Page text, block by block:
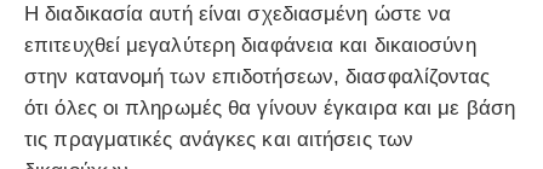
Η διαδικασία αυτή είναι σχεδιασμένη ώστε να
επιτευχθεί μεγαλύτερη διαφάνεια και δικαιοσύνη
στην κατανομή των επιδοτήσεων, διασφαλίζοντας
ότι όλες οι πληρωμές θα γίνουν έγκαιρα και με βάση
τις πραγματικές ανάγκες και αιτήσεις των